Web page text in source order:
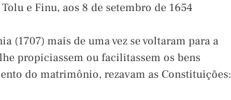
e Finu, aos 8 de setembro de 1654
(1707) mais de uma vez se voltaram para a
propiciassem ou facilitassem os bens
do matrimônio, rezavam as Constituições: